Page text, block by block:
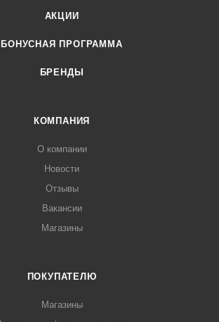
АКЦИИ
БОНУСНАЯ ПРОГРАММА
БРЕНДЫ
КОМПАНИЯ
О компании
Новости
Отзывы
Вакансии
Магазины
ПОКУПАТЕЛЮ
Магазины